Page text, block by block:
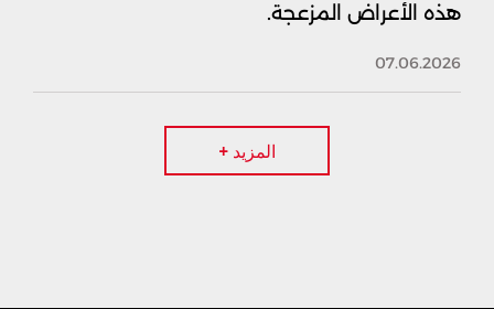
هذه الأعراض المزعجة.
07.06.2026
المزيد +